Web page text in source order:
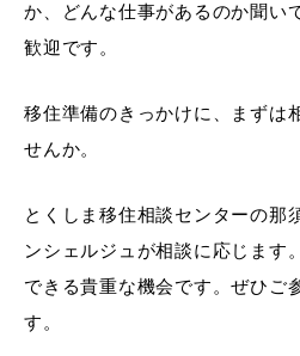
か、どんな仕事があるのか聞い
歓迎です。
移住準備のきっかけに、まずは
せんか。
とくしま移住相談センターの那
ンシェルジュが相談に応じます
できる貴重な機会です。ぜひご
す。